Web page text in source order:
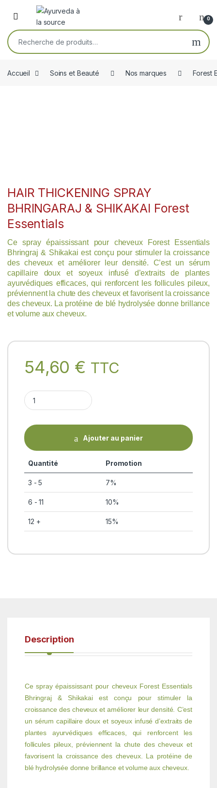
Skip to navigation
Skip to content
Open 0
Recherche pour :
Accueil Soins et Beauté Nos marques Forest
HAIR THICKENING SPRAY
BHRINGARAJ & SHIKAKAI Forest
Essentials
Ce spray épaississant pour cheveux Forest Essentials
Bhringraj & Shikakai est conçu pour stimuler la croissance
des cheveux et améliorer leur densité. C’est un sérum
capillaire doux et soyeux infusé d’extraits de plantes
ayurvédiques efficaces, qui renforcent les follicules pileux,
préviennent la chute des cheveux et favorisent la croissance
des cheveux. La protéine de blé hydrolysée donne brillance
et volume aux cheveux.
54,60 € TTC
HAIR THICKENING SPRAY BHRINGARAJ & SHIKAKAI Forest
Ajouter au panier
Quantité Promotion
3 - 5 7%
6 - 11 10%
12 + 15%
Description
Ce spray épaississant pour cheveux Forest Essentials
Bhringraj & Shikakai est conçu pour stimuler la
croissance des cheveux et améliorer leur densité. C’est
un sérum capillaire doux et soyeux infusé d’extraits de
plantes ayurvédiques efficaces, qui renforcent les
follicules pileux, préviennent la chute des cheveux et
favorisent la croissance des cheveux. La protéine de
blé hydrolysée donne brillance et volume aux cheveux.